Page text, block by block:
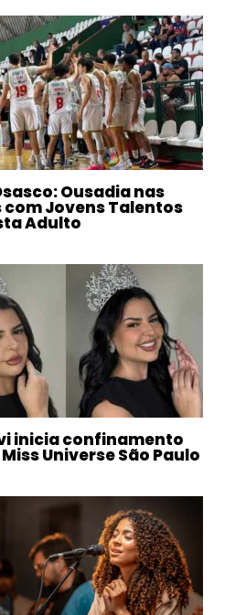
Ousadia nas
com Jovens Talentos
Adulto
inicia confinamento
Universe São Paulo